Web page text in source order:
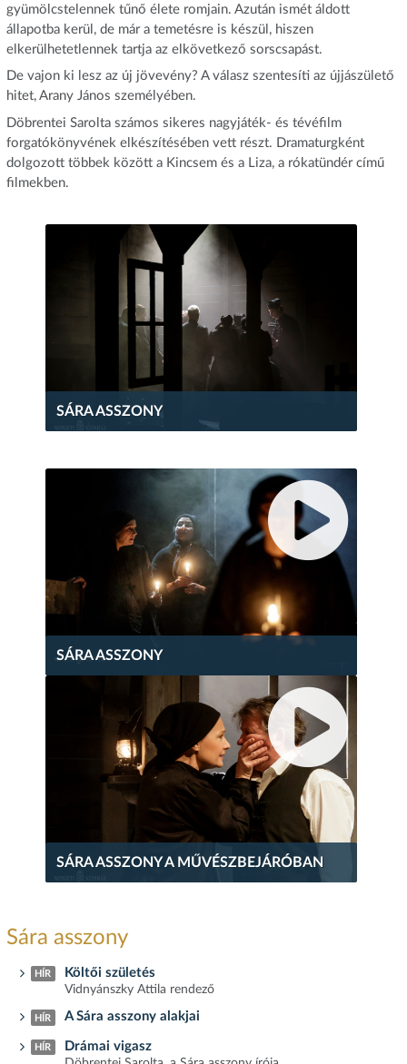
gyümölcstelennek tűnő élete romjain. Azután ismét áldott
állapotba kerül, de már a temetésre is készül, hiszen
elkerülhetetlennek tartja az elkövetkező sorscsapást.
De vajon ki lesz az új jövevény? A válasz szentesíti az újjászülető
hitet, Arany János személyében.
Döbrentei Sarolta számos sikeres nagyjáték- és tévéfilm
forgatókönyvének elkészítésében vett részt. Dramaturgként
dolgozott többek között a Kincsem és a Liza, a rókatündér című
filmekben.
SÁRA ASSZONY
SÁRA ASSZONY
SÁRA ASSZONY A MŰVÉSZBEJÁRÓBAN
Sára asszony
HÍR Költői születés
Vidnyánszky Attila rendező
HÍR A Sára asszony alakjai
HÍR Drámai vigasz